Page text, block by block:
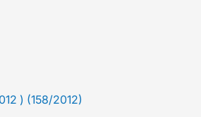
) (158/2012)